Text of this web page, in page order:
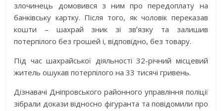
злочинець домовився з ним про передоплату на
банківську картку. Після того, як чоловік переказав
кошти – шахрай зник зі звʼязку та залишив
потерпілого без грошей і, відповідно, без товару.
Під час шахрайської діяльності 32-річний місцевий
житель ошукав потерпілого на 33 тисячі гривень.
Дізнавачі Дніпровського районного управління поліції
зібрали докази відносно фігуранта та повідомили про